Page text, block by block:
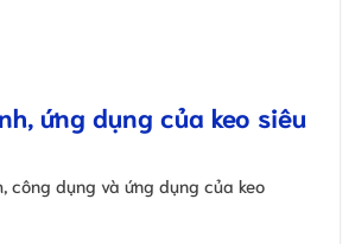
ứng dụng của keo siêu
dụng và ứng dụng của keo